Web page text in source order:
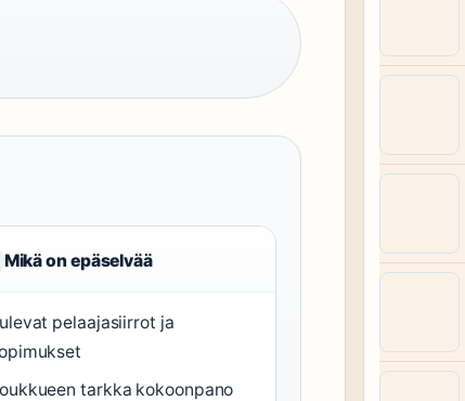
Mikä on epäselvää
pelaajasiirrot ja
tarkka kokoonpano